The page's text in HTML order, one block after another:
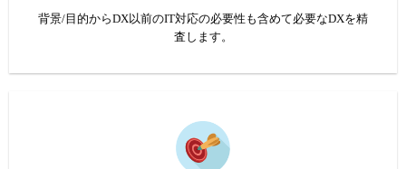
背景/目的からDX以前のIT対応の必要性も含めて必要なDXを精
査します。